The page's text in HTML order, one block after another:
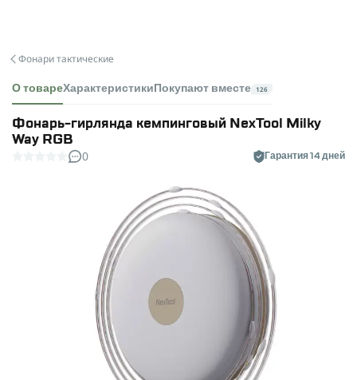
Фонари тактические
О товареХарактеристики Покупают вместе 126
Фонарь-гирлянда кемпинговый NexTool Milky
Way RGB
0 Гарантия 14 дней